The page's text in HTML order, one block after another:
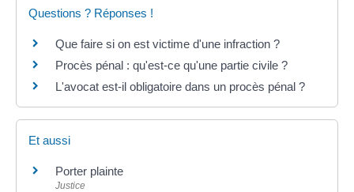
Questions ? Réponses !
Que faire si on est victime d'une infraction ?
Procès pénal : qu'est-ce qu'une partie civile ?
L'avocat est-il obligatoire dans un procès pénal ?
Et aussi
Porter plainte
Justice